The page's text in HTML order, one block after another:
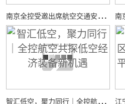
南
京全控受邀出席航空交通安全与适航技术研讨会
智
汇低空，聚力同行｜全控航空共探低空经济装备新机遇